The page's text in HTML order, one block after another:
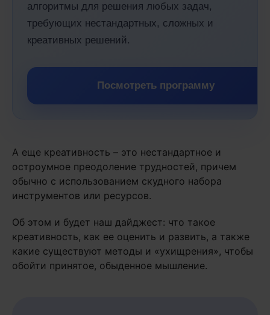
алгоритмы для решения любых задач,
требующих нестандартных, сложных и
креативных решений.
Посмотреть программу
А еще креативность – это нестандартное и
остроумное преодоление трудностей, причем
обычно с использованием скудного набора
инструментов или ресурсов.
Об этом и будет наш дайджест: что такое
креативность, как ее оценить и развить, а также
какие существуют методы и «ухищрения», чтобы
обойти принятое, обыденное мышление.